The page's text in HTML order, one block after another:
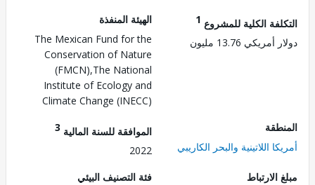
الكلية للمشروع1
13.76 مليون
الهيئة المنفذة
The Mexican Fund for the
Conservation of Nature
(FMCN),The National
Institute of Ecology and
Climate Change (INECC)
اللاتينية والبحر الكاريبي
الموافقة للسنة المالية3
2022
فئة التصنيف البيئي